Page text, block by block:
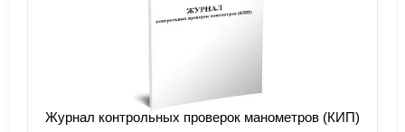
Журнал контрольных проверок манометров (КИП)